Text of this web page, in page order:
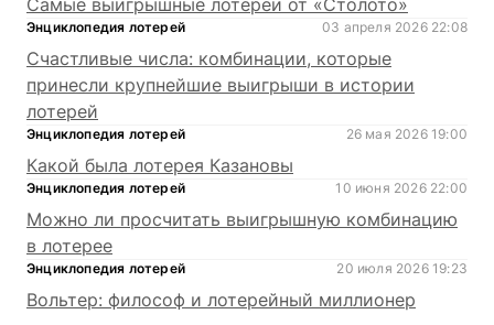
Энциклопедия лотерей 03 апреля 2026 22:08
Счастливые числа: комбинации, которые
принесли крупнейшие выигрыши в истории
лотерей
Энциклопедия лотерей 26 мая 2026 19:00
Какой была лотерея Казановы
Энциклопедия лотерей 10 июня 2026 22:00
Можно ли просчитать выигрышную комбинацию
в лотерее
Энциклопедия лотерей 20 июля 2026 19:23
Вольтер: философ и лотерейный миллионер